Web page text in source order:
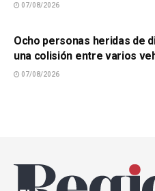
07/08/2026
Ocho personas heridas de
una colisión entre varios
07/08/2026